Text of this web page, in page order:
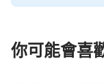
廣，例如時間、
你可能會喜